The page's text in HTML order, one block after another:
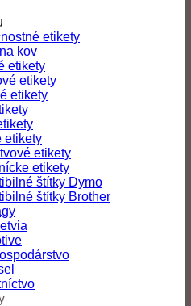
etikety
kov
etikety
etikety
etikety
etikety
etikety
etikety
štítky Dymo
štítky Brother